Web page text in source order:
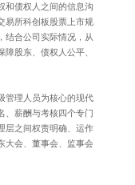
和债权人之间的信息沟
易所科创板股票上市规
结合公司实际情况，从
股东、债权人公平、
管理人员为核心的现代
、薪酬与考核四个专门
层之间权责明确、运作
大会、董事会、监事会